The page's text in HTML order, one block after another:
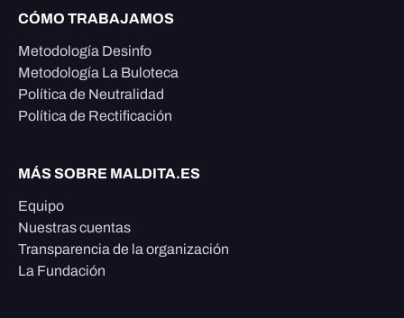
CÓMO TRABAJAMOS
Metodología Desinfo
Metodología La Buloteca
Política de Neutralidad
Política de Rectificación
MÁS SOBRE MALDITA.ES
Equipo
Nuestras cuentas
Transparencia de la organización
La Fundación